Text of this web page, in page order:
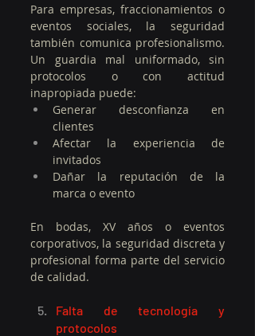
Para empresas, fraccionamientos o
eventos sociales, la seguridad
también comunica profesionalismo.
Un guardia mal uniformado, sin
protocolos o con actitud
inapropiada puede:
Generar desconfianza en
clientes
Afectar la experiencia de
invitados
Dañar la reputación de la
marca o evento
En bodas, XV años o eventos
corporativos, la seguridad discreta y
profesional forma parte del servicio
de calidad.
Falta de tecnología y
protocolos